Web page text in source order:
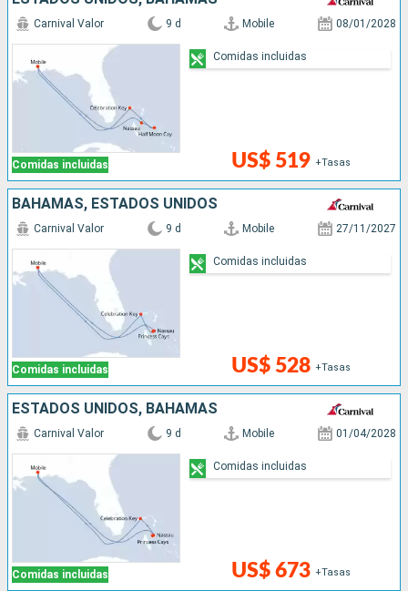
Comidas incluidas
Carnival Valor 9 d Mobile 08/01/2028
US$ 519 +Tasas
Comidas incluidas
BAHAMAS, ESTADOS UNIDOS
Comidas incluidas
Carnival Valor 9 d Mobile 27/11/2027
US$ 528 +Tasas
Comidas incluidas
ESTADOS UNIDOS, BAHAMAS
Comidas incluidas
Carnival Valor 9 d Mobile 01/04/2028
US$ 673 +Tasas
Comidas incluidas